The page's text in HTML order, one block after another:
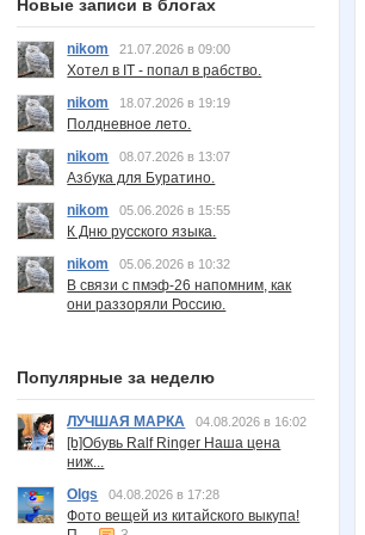
Новые записи в блогах
nikom 21.07.2026 в 09:00
Хотел в IT - попал в рабство.
nikom
18.07.2026 в 19:19
Полдневное лето.
nikom
08.07.2026 в 13:07
Азбука для Буратино.
nikom
05.06.2026 в 15:55
К Дню русского языка.
nikom
05.06.2026 в 10:32
В связи с пмэф-26 напомним, как
они раззоряли Россию.
Популярные за неделю
ЛУЧШАЯ МАРКА 04.08.2026 в 16:02
[b]Обувь Ralf Ringer Наша цена
ниж...
Olgs
04.08.2026 в 17:28
Фото вещей из китайского выкупа!